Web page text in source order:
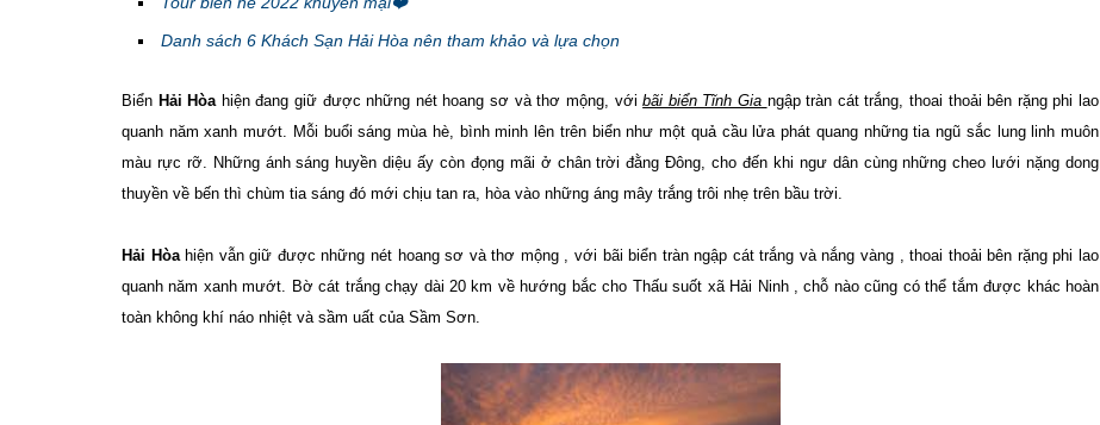
Danh sách 6 Khách Sạn Hải Hòa nên tham khảo và lựa chọn
Biển Hải Hòa hiện đang giữ được những nét hoang sơ và thơ mộng, vớibãi biển Tĩnh Gia ngập tràn cát trắng, thoai thoải bên rặng phi lao
quanh năm xanh mướt. Mỗi buổi sáng mùa hè, bình minh lên trên biển như một quả cầu lửa phát quang những tia ngũ sắc lung linh muôn
màu rực rỡ. Những ánh sáng huyền diệu ấy còn đọng mãi ở chân trời đằng Đông, cho đến khi ngư dân cùng những cheo lưới nặng dong
thuyền về bến thì chùm tia sáng đó mới chịu tan ra, hòa vào những áng mây trắng trôi nhẹ trên bầu trời.
Hải Hòahiện vẫn giữ được những nét hoang sơ và thơ mộng , với bãi biển tràn ngập cát trắng và nắng vàng , thoai thoải bên rặng phi lao
quanh năm xanh mướt. Bờ cát trắng chạy dài 20 km về hướng bắc cho Thấu suốt xã Hải Ninh , chỗ nào cũng có thể tắm được khác hoàn
toàn không khí náo nhiệt và sầm uất của Sầm Sơn.